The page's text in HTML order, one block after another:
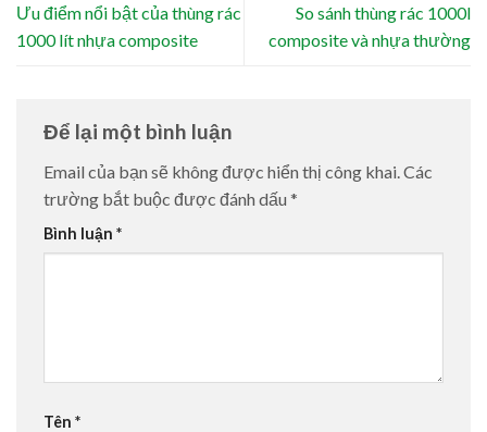
Ưu điểm nổi bật của thùng rác
1000 lít nhựa composite
So sánh thùng rác 1000l
composite và nhựa thường
Để lại một bình luận
Email của bạn sẽ không được hiển thị công khai.Các
trường bắt buộc được đánh dấu *
Bình luận *
Tên *